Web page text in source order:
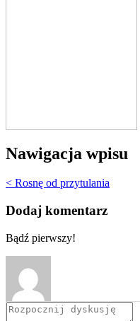
Nawigacja wpisu
< Rosnę od przytulania
Dodaj komentarz
Bądź pierwszy!